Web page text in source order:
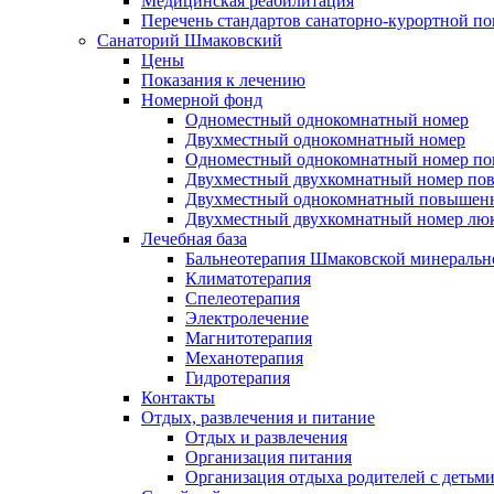
Перечень стандартов санаторно-курортной
Санаторий Шмаковский
Цены
Показания к лечению
Номерной фонд
Одноместный однокомнатный номер
Двухместный однокомнатный номер
Одноместный однокомнатный номер
Двухместный двухкомнатный номер
Двухместный однокомнатный
Двухместный двухкомнатный номер
Лечебная база
Бальнеотерапия Шмаковской
Климатотерапия
Спелеотерапия
Электролечение
Магнитотерапия
Механотерапия
Гидротерапия
Контакты
Отдых, развлечения и питание
Отдых и развлечения
Организация питания
Организация отдыха родителей с детьми